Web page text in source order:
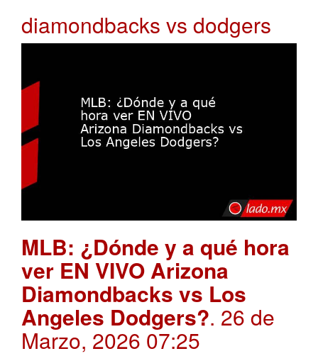
diamondbacks vs dodgers
MLB: ¿Dónde y a qué hora
ver EN VIVO Arizona
Diamondbacks vs Los
Angeles Dodgers?. 26 de
Marzo, 2026 07:25